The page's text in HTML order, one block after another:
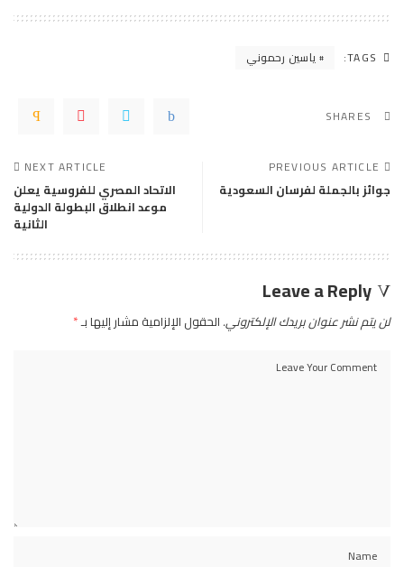
TAGS: ياسين رحموني
SHARES
PREVIOUS ARTICLE
جوائز بالجملة لفرسان السعودية
NEXT ARTICLE
الاتحاد المصري للفروسية يعلن
موعد انطلاق البطولة الدولية
الثانية
Leave a Reply
لن يتم نشر عنوان بريدك الإلكتروني. الحقول الإلزامية مشار إليها بـ*